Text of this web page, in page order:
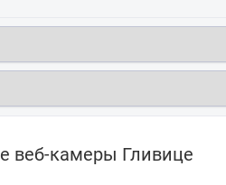
веб-камеры Гливице